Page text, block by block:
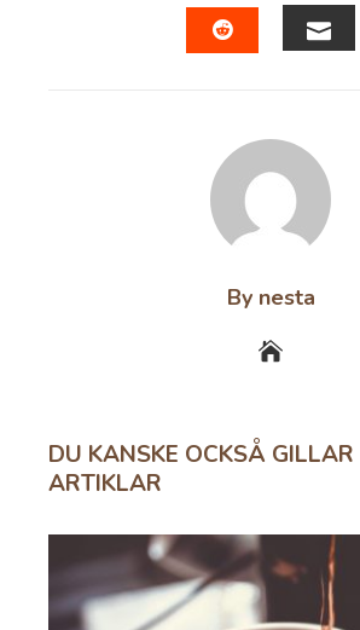
By nesta
DU KANSKE OCKSÅ
ARTIKLAR